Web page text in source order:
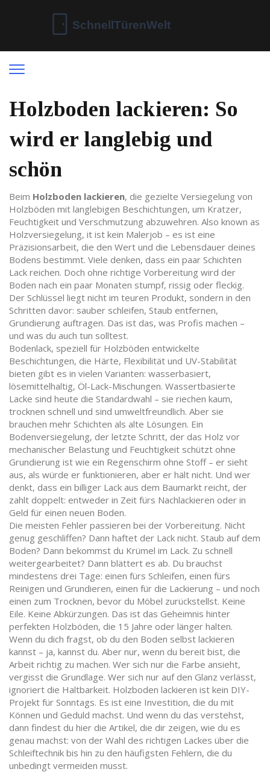
Holzboden lackieren: So
wird er langlebig und
schön
Beim Holzboden lackieren, die gezielte Versiegelung von
Holzböden mit langlebigen Beschichtungen, um Kratzer,
Feuchtigkeit und Verschmutzung abzuwehren. Also known as
Holzversiegelung, it ist kein Malerjob – es ist eine
Präzisionsarbeit, die den Wert und die Lebensdauer deines
Bodens bestimmt. Viele denken, dass ein paar Schichten
Lack reichen. Doch ohne richtige Vorbereitung wird der
Boden nach ein paar Monaten stumpf, rissig oder fleckig.
Der Schlüssel liegt nicht im teuren Produkt, sondern in den
Schritten davor: sauber schleifen, Staub entfernen,
Grundierung auftragen. Das ist das, was Profis machen –
und was du auch tun solltest.
Bodenlack, speziell für Holzböden entwickelte
Beschichtungen, die Härte, Flexibilität und UV-Stabilität
bieten gibt es in vielen Varianten: wasserbasiert,
lösemittelhaltig, Öl-Lack-Mischungen. Wassertbasierte
Lacke sind heute die Standardwahl – sie riechen kaum,
trocknen schnell und sind umweltfreundlich. Aber sie
brauchen mehr Schichten als alte Lösungen. Ein
Bodenversiegelung, der letzte Schritt, der das Holz vor
mechanischer Belastung und Feuchtigkeit schützt ohne
Grundierung ist wie ein Regenschirm ohne Stoff – er sieht
aus, als würde er funktionieren, aber er hält nicht. Und wer
denkt, dass ein billiger Lack aus dem Baumarkt reicht, der
zahlt doppelt: entweder in Zeit fürs Nachlackieren oder in
Geld für einen neuen Boden.
Die meisten Fehler passieren bei der Vorbereitung. Nicht
genug geschliffen? Dann haftet der Lack nicht. Staub auf dem
Boden? Dann bekommst du Krümel im Lack. Zu schnell
weitergearbeitet? Dann blättert es ab. Du brauchst
mindestens drei Tage: einen fürs Schleifen, einen fürs
Reinigen und Grundieren, einen für die Lackierung – und noch
einen zum Trocknen, bevor du Möbel zurückstellst. Keine
Eile. Keine Abkürzungen. Das ist das Geheimnis hinter
perfekten Holzböden, die 15 Jahre oder länger halten.
Wenn du dich fragst, ob du den Boden selbst lackieren
kannst – ja, kannst du. Aber nur, wenn du bereit bist, die
Arbeit richtig zu machen. Wer sich nur die Farbe ansieht,
vergisst die Grundlage. Wer sich nur auf den Glanz verlässt,
ignoriert die Haltbarkeit. Holzboden lackieren ist kein DIY-
Projekt für Sonntags. Es ist eine Investition, die du mit
Können und Geduld machst. Und wenn du das verstehst,
dann findest du hier die Artikel, die dir zeigen, wie du es
genau machst: von der Wahl des richtigen Lackes über die
Schleiftechnik bis hin zu den häufigsten Fehlern, die du
unbedingt vermeiden musst.